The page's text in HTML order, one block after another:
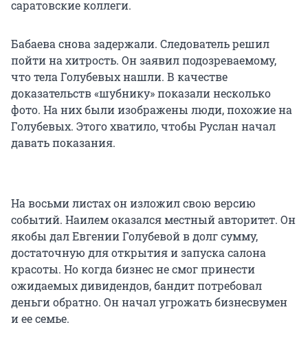
саратовские коллеги.
Бабаева снова задержали. Следователь решил
пойти на хитрость. Он заявил подозреваемому,
что тела Голубевых нашли. В качестве
доказательств «шубнику» показали несколько
фото. На них были изображены люди, похожие на
Голубевых. Этого хватило, чтобы Руслан начал
давать показания.
На восьми листах он изложил свою версию
событий. Наилем оказался местный авторитет. Он
якобы дал Евгении Голубевой в долг сумму,
достаточную для открытия и запуска салона
красоты. Но когда бизнес не смог принести
ожидаемых дивидендов, бандит потребовал
деньги обратно. Он начал угрожать бизнесвумен
и ее семье.